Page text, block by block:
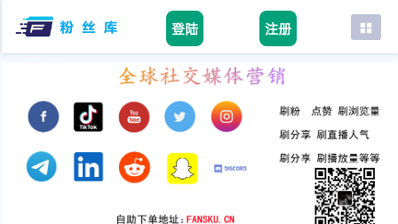
登陆 注册
首页
tiktok
youtube